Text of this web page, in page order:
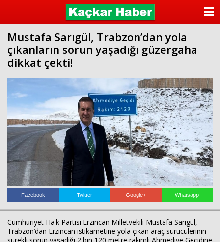
Mustafa Sarıgül, Trabzon’dan yola
çıkanların sorun yaşadığı güzergaha
dikkat çekti!
Facebook Twitter Google+ Whatsapp
Cumhuriyet Halk Partisi Erzincan Milletvekili Mustafa Sarıgül,
Trabzon’dan Erzincan istikametine yola çıkan araç sürücülerinin
sürekli sorun yaşadığı 2 bin 120 metre rakımlı Ahmediye Geçidine
ANASAYFA
KATEGORİLER
ANKETLER
FOTO GALERİ
VİDEO GALERİ
KÜNYE
İLETİŞİM